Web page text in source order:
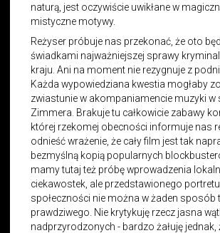
naturą, jest oczywiście uwikłane w
mistyczne motywy.
Reżyser próbuje nas przekonać, że oto
świadkami najważniejszej sprawy
kraju. Ani na moment nie rezygnuje z
Każda wypowiedziana kwestia mogłaby
zwiastunie w akompaniamencie muzyki w
Zimmera. Brakuje tu całkowicie zabawy
której rzekomej obecności informuje nas
odnieść wrażenie, że cały film jest tak
bezmyślną kopią popularnych
mamy tutaj też próbę wprowadzenia
ciekawostek, ale przedstawionego
społeczności nie można w żaden sposób
prawdziwego. Nie krytykuję rzecz jasna
nadprzyrodzonych - bardzo żałuję